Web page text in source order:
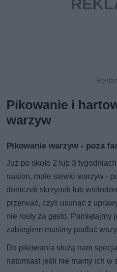
Pikowanie i
warzyw
Pikowanie warzyw - poza
Już po około 2 lub 3
nasion, małe siewki warzyw -
doniczek skrzynek lub
przerwać, czyli usunąć z
nie rosły za gęsto. Pamiętajmy
zabiegiem musimy podlać
Do pikowania służą nam
natomiast jeśli nie mamy ich w